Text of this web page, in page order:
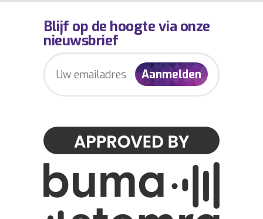
Blijf op de hoogte via onze
nieuwsbrief